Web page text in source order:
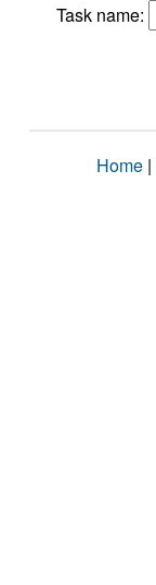
Task name:
Home |